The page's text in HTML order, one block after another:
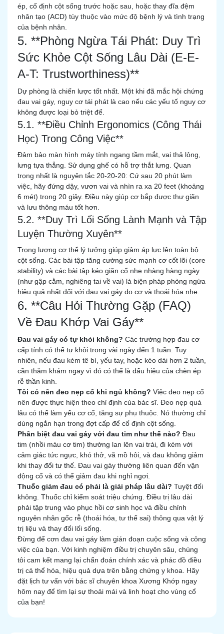
ép, cố định cột sống trước hoặc sau, hoặc thay đĩa đệm
nhân tạo (ACD) tùy thuộc vào mức độ bệnh lý và tình trạng
của bệnh nhân.
5. **Phòng Ngừa Tái Phát: Duy Trì
Sức Khỏe Cột Sống Lâu Dài (E-E-
A-T: Trustworthiness)**
Dự phòng là chiến lược tốt nhất. Một khi đã mắc hội chứng
đau vai gáy, nguy cơ tái phát là cao nếu các yếu tố nguy cơ
không được loại bỏ triệt để.
5.1. **Điều Chỉnh Ergonomics (Công Thái
Học) Trong Công Việc**
Đảm bảo màn hình máy tính ngang tầm mắt, vai thả lỏng,
lưng tựa thẳng. Sử dụng ghế có hỗ trợ thắt lưng. Quan
trọng nhất là nguyên tắc 20-20-20: Cứ sau 20 phút làm
việc, hãy đứng dậy, vươn vai và nhìn ra xa 20 feet (khoảng
6 mét) trong 20 giây. Điều này giúp cơ bắp được thư giãn
và lưu thông máu tốt hơn.
5.2. **Duy Trì Lối Sống Lành Mạnh và Tập
Luyện Thường Xuyên**
Trọng lượng cơ thể lý tưởng giúp giảm áp lực lên toàn bộ
cột sống. Các bài tập tăng cường sức mạnh cơ cốt lõi (core
stability) và các bài tập kéo giãn cổ nhẹ nhàng hàng ngày
(như gập cằm, nghiêng tai về vai) là biện pháp phòng ngừa
hiệu quả nhất đối với đau vai gáy do cơ và thoái hóa nhẹ.
6. **Câu Hỏi Thường Gặp (FAQ)
Về Đau Khớp Vai Gáy**
Đau vai gáy có tự khỏi không? Các trường hợp đau cơ
cấp tính có thể tự khỏi trong vài ngày đến 1 tuần. Tuy
nhiên, nếu đau kèm tê bì, yếu tay, hoặc kéo dài hơn 2 tuần,
cần thăm khám ngay vì đó có thể là dấu hiệu của chèn ép
rễ thần kinh.
Tôi có nên đeo nẹp cổ khi ngủ không? Việc đeo nẹp cổ
nên được thực hiện theo chỉ định của bác sĩ. Đeo nẹp quá
lâu có thể làm yếu cơ cổ, tăng sự phụ thuộc. Nó thường chỉ
dùng ngắn hạn trong đợt cấp để cố định cột sống.
Phân biệt đau vai gáy với đau tim như thế nào? Đau
tim (nhồi máu cơ tim) thường lan lên vai trái, đi kèm với
cảm giác tức ngực, khó thở, vã mồ hôi, và đau không giảm
khi thay đổi tư thế. Đau vai gáy thường liên quan đến vận
động cổ và có thể giảm đau khi nghỉ ngơi.
Thuốc giảm đau có phải là giải pháp lâu dài? Tuyệt đối
không. Thuốc chỉ kiểm soát triệu chứng. Điều trị lâu dài
phải tập trung vào phục hồi cơ sinh học và điều chỉnh
nguyên nhân gốc rễ (thoái hóa, tư thế sai) thông qua vật lý
trị liệu và thay đổi lối sống.
Đừng để cơn đau vai gáy làm gián đoạn cuộc sống và công
việc của bạn. Với kinh nghiệm điều trị chuyên sâu, chúng
tôi cam kết mang lại chẩn đoán chính xác và phác đồ điều
trị cá thể hóa, hiệu quả dựa trên bằng chứng y khoa. Hãy
đặt lịch tư vấn với bác sĩ chuyên khoa Xương Khớp ngay
hôm nay để tìm lại sự thoải mái và linh hoạt cho vùng cổ
của bạn!